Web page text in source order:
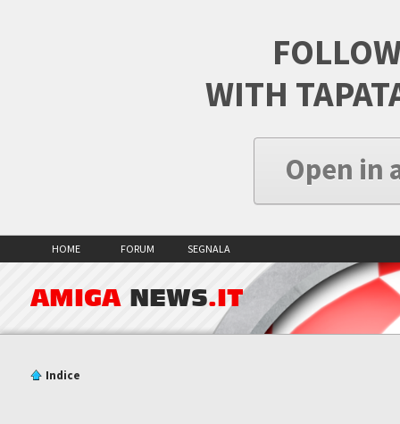
WITH
Open in
HOME FORUM SEGNALA
AMIGA NEWS.IT
Indice